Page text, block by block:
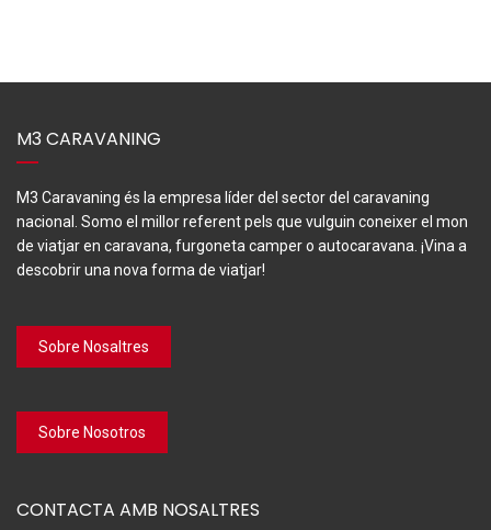
M3 CARAVANING
M3 Caravaning és la empresa líder del sector del caravaning
nacional. Somo el millor referent pels que vulguin coneixer el mon
de viatjar en caravana, furgoneta camper o autocaravana. ¡Vina a
descobrir una nova forma de viatjar!
Sobre Nosaltres
Sobre Nosotros
CONTACTA AMB NOSALTRES